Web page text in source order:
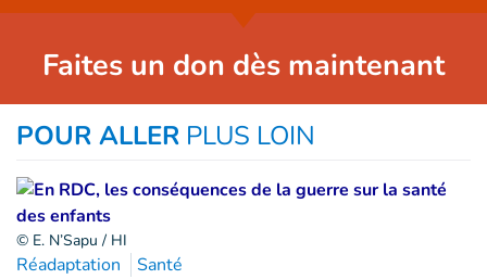
Faites un don dès maintenant
POUR ALLER PLUS LOIN
© E. N’Sapu / HI
Réadaptation Santé